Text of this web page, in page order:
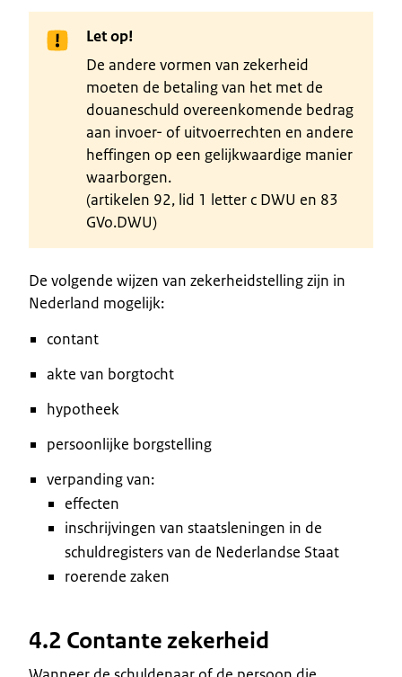
Let op!
De andere vormen van zekerheid
moeten de betaling van het met de
douaneschuld overeenkomende bedrag
aan invoer- of uitvoerrechten en andere
heffingen op een gelijkwaardige manier
waarborgen.
(artikelen 92, lid 1 letter c DWU en 83
GVo.DWU)
De volgende wijzen van zekerheidstelling zijn in
Nederland mogelijk:
contant
akte van borgtocht
hypotheek
persoonlijke borgstelling
verpanding van:
effecten
inschrijvingen van staatsleningen in de
schuldregisters van de Nederlandse Staat
roerende zaken
4.2 Contante zekerheid